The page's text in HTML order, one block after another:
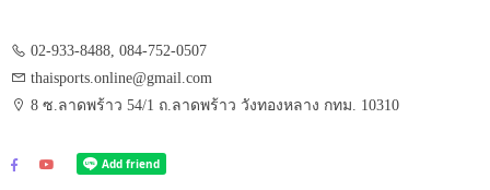
02-933-8488, 084-752-0507
thaisports.online@gmail.com
8 ซ.ลาดพร้าว 54/1 ถ.ลาดพร้าว วังทองหลาง กทม. 10310